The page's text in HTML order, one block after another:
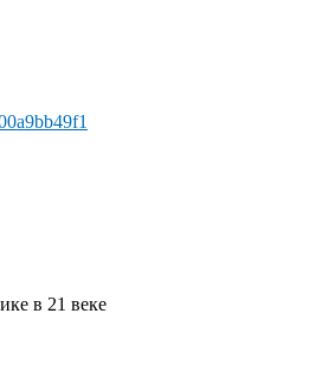
в 21 веке